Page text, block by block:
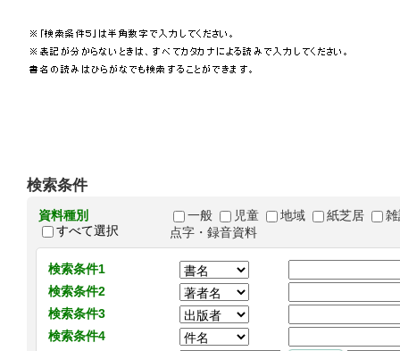
検索条件
資料種別
すべて選択
一般 児童 地域 紙芝居
点字・録音資料
検索条件1
検索条件2
検索条件3
検索条件4